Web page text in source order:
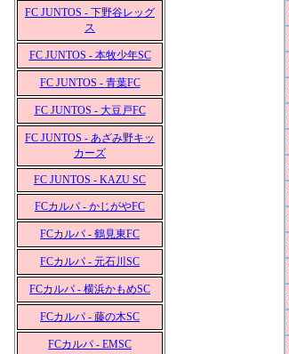
FC JUNTOS - 下野谷レッグ
ス
FC JUNTOS - 本牧少年SC
FC JUNTOS - 青葉FC
FC JUNTOS - 大豆戸FC
FC JUNTOS - あざみ野キッ
カーズ
FC JUNTOS - KAZU SC
FCカルパ - かじがやFC
FCカルパ - 鶴見東FC
FCカルパ - 元石川SC
FCカルパ - 横浜かもめSC
FCカルパ - 藤の木SC
FCカルパ - EMSC